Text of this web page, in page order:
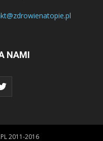
NAMI
2011-2016